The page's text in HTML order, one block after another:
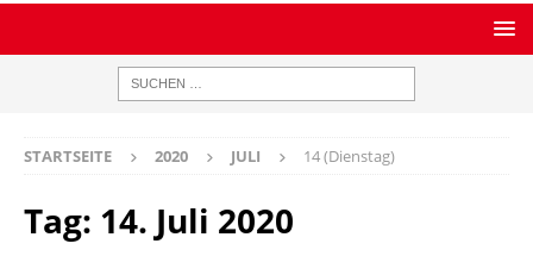
STARTSEITE 2020 JULI 14 (Dienstag)
Tag: 14. Juli 2020